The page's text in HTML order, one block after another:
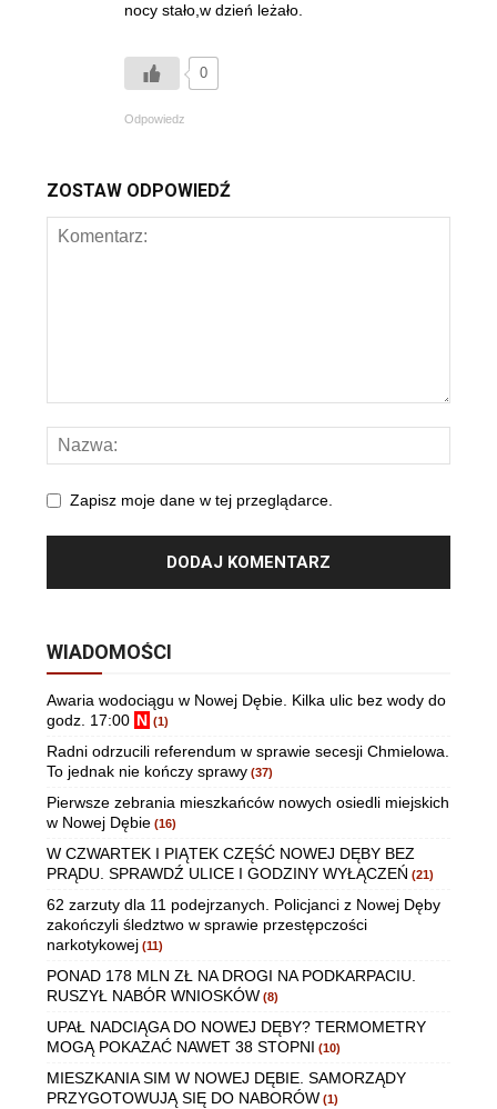
nocy stało,w dzień leżało.
0
Odpowiedz
ZOSTAW ODPOWIEDŹ
Zapisz moje dane w tej przeglądarce.
WIADOMOŚCI
Awaria wodociągu w Nowej Dębie. Kilka ulic bez wody do
godz. 17:00 N (1)
Radni odrzucili referendum w sprawie secesji Chmielowa.
To jednak nie kończy sprawy (37)
Pierwsze zebrania mieszkańców nowych osiedli miejskich
w Nowej Dębie (16)
W CZWARTEK I PIĄTEK CZĘŚĆ NOWEJ DĘBY BEZ
PRĄDU. SPRAWDŹ ULICE I GODZINY WYŁĄCZEŃ (21)
62 zarzuty dla 11 podejrzanych. Policjanci z Nowej Dęby
zakończyli śledztwo w sprawie przestępczości
narkotykowej (11)
PONAD 178 MLN ZŁ NA DROGI NA PODKARPACIU.
RUSZYŁ NABÓR WNIOSKÓW (8)
UPAŁ NADCIĄGA DO NOWEJ DĘBY? TERMOMETRY
MOGĄ POKAZAĆ NAWET 38 STOPNI (10)
MIESZKANIA SIM W NOWEJ DĘBIE. SAMORZĄDY
PRZYGOTOWUJĄ SIĘ DO NABORÓW (1)